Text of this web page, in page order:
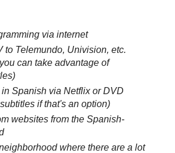
via internet
to Telemundo, Univision, etc.
can take advantage of
Spanish via Netflix or DVD
if that's an option)
websites from the Spanish-
where there are a lot